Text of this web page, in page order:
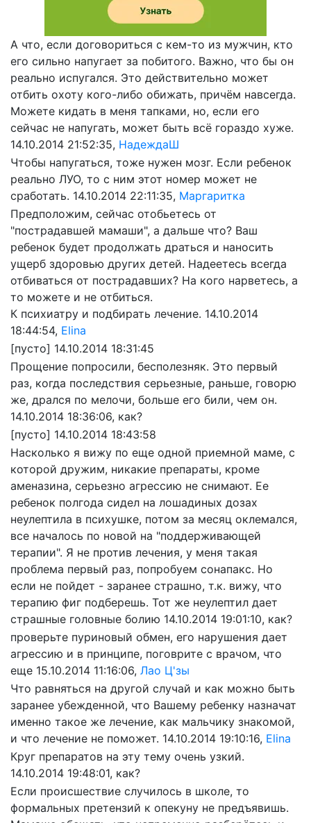
А что, если договориться с кем-то из мужчин, кто
его сильно напугает за побитого. Важно, что бы он
реально испугался. Это действительно может
отбить охоту кого-либо обижать, причём навсегда.
Можете кидать в меня тапками, но, если его
сейчас не напугать, может быть всё гораздо хуже.
14.10.2014 21:52:35, НадеждаШ
Чтобы напугаться, тоже нужен мозг. Если ребенок
реально ЛУО, то с ним этот номер может не
сработать. 14.10.2014 22:11:35, Маргаритка
Предположим, сейчас отобьетесь от
"пострадавшей мамаши", а дальше что? Ваш
ребенок будет продолжать драться и наносить
ущерб здоровью других детей. Надеетесь всегда
отбиваться от пострадавших? На кого нарветесь, а
то можете и не отбиться.
К психиатру и подбирать лечение. 14.10.2014
18:44:54, Elina
[пусто] 14.10.2014 18:31:45
Прощение попросили, бесполезняк. Это первый
раз, когда последствия серьезные, раньше, говорю
же, дрался по мелочи, больше его били, чем он.
14.10.2014 18:36:06, как?
[пусто] 14.10.2014 18:43:58
Насколько я вижу по еще одной приемной маме, с
которой дружим, никакие препараты, кроме
аменазина, серьезно агрессию не снимают. Ее
ребенок полгода сидел на лошадиных дозах
неулептила в психушке, потом за месяц оклемался,
все началось по новой на "поддерживающей
терапии". Я не против лечения, у меня такая
проблема первый раз, попробуем сонапакс. Но
если не пойдет - заранее страшно, т.к. вижу, что
терапию фиг подберешь. Тот же неулептил дает
страшные головные болию 14.10.2014 19:01:10, как?
проверьте пуриновый обмен, его нарушения дает
агрессию и в принципе, поговрите с врачом, что
еще 15.10.2014 11:16:06, Лао Ц'зы
Что равняться на другой случай и как можно быть
заранее убежденной, что Вашему ребенку назначат
именно такое же лечение, как мальчику знакомой,
и что лечение не поможет. 14.10.2014 19:10:16, Elina
Круг препаратов на эту тему очень узкий.
14.10.2014 19:48:01, как?
Если происшествие случилось в школе, то
формальных претензий к опекуну не предъявишь.